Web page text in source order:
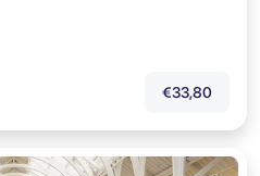
€33,80